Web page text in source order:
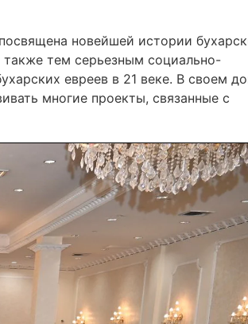
новейшей истории
тем серьезным социально-
евреев в 21 веке. В своем
многие проекты, связанные с